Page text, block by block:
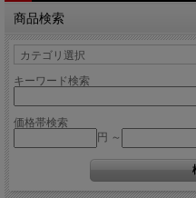
商品検索
キーワード検索
価格帯検索
円 ～